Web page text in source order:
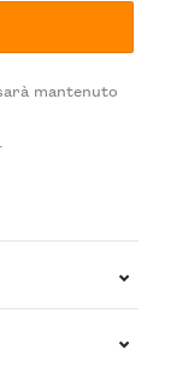
mantenuto